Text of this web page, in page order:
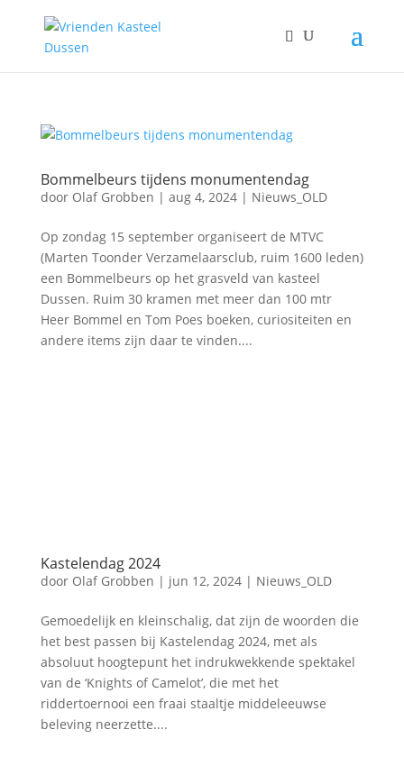
Bommelbeurs tijdens monumentendag
door Olaf Grobben | aug 4, 2024| Nieuws_OLD
Op zondag 15 september organiseert de MTVC
(Marten Toonder Verzamelaarsclub, ruim 1600 leden)
een Bommelbeurs op het grasveld van kasteel
Dussen. Ruim 30 kramen met meer dan 100 mtr
Heer Bommel en Tom Poes boeken, curiositeiten en
andere items zijn daar te vinden....
Kastelendag 2024
door Olaf Grobben | jun 12, 2024| Nieuws_OLD
Gemoedelijk en kleinschalig, dat zijn de woorden die
het best passen bij Kastelendag 2024, met als
absoluut hoogtepunt het indrukwekkende spektakel
van de ‘Knights of Camelot’, die met het
riddertoernooi een fraai staaltje middeleeuwse
beleving neerzette....